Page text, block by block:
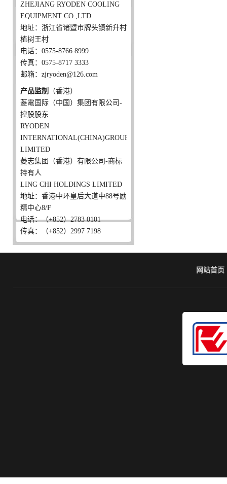
ZHEJIANG RYODEN COOLING
EQUIPMENT CO.,LTD
地址：浙江省诸暨市牌头镇新升村
植树王村
电话：0575-8766 8999
传真：0575-8717 3333
邮箱：zjryoden@126.com
产品监制
（香港）
菱電国际（中国）集团有限公司-
控股股东
RYODEN
INTERNATIONAL(CHINA)GROUP
LIMITED
菱志集团（香港）有限公司-商标
持有人
LING CHI HOLDINGS LIMITED
地址：香港中环皇后大道中88号励
精中心8/F
电话：（+852）2783 0101
传真：（+852）2997 7198
网站首页